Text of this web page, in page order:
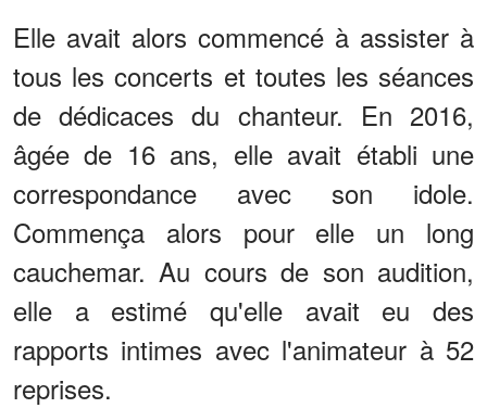
Elle avait alors commencé à assister à
tous les concerts et toutes les séances
de dédicaces du chanteur. En 2016,
âgée de 16 ans, elle avait établi une
correspondance avec son idole.
Commença alors pour elle un long
cauchemar. Au cours de son audition,
elle a estimé qu'elle avait eu des
rapports intimes avec l'animateur à 52
reprises.